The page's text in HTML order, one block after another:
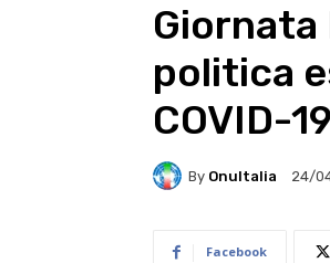
politica
COVID-19
By OnuItalia 24/
Facebook